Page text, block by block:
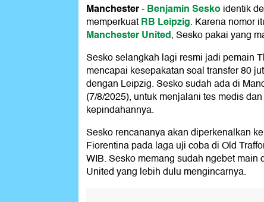
Manchester-Benjamin Seskoidentik
memperkuatRB Leipzig. Karena nomor
Manchester United, Sesko pakai yang
Sesko selangkah lagi resmi jadi pemain
mencapai kesepakatan soal transfer 80
dengan Leipzig. Sesko sudah ada di
(7/8/2025), untuk menjalani tes medis
kepindahannya.
Sesko rencananya akan diperkenalkan
Fiorentina pada laga uji coba di Old
WIB. Sesko memang sudah ngebet
United yang lebih dulu mengincarnya.